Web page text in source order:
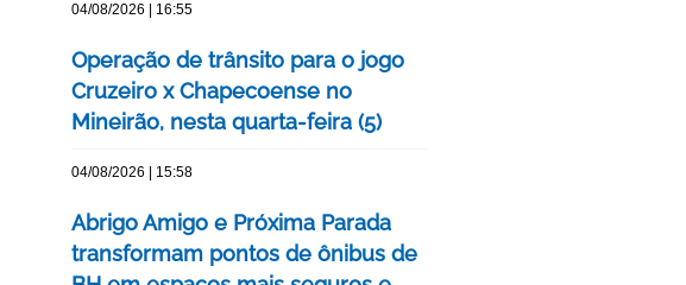
04/08/2026 | 16:55
Operação de trânsito para o jogo
Cruzeiro x Chapecoense no
Mineirão, nesta quarta-feira (5)
04/08/2026 | 15:58
Abrigo Amigo e Próxima Parada
transformam pontos de ônibus de